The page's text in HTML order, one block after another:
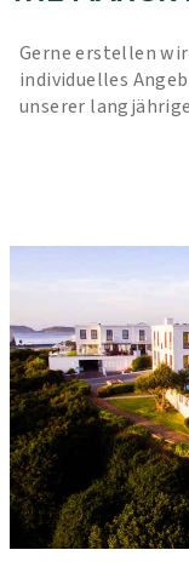
Gerne erstellen
individuelles
unserer